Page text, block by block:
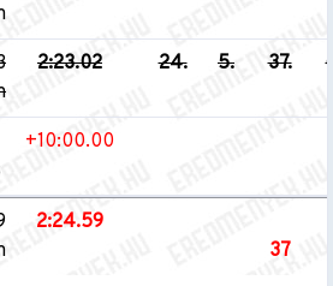
2:23.02 24. 5. 37.
+10:00.00
2:24.59
37